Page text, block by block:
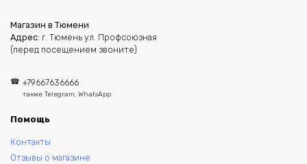
Магазин в Тюмени
Адрес: г. Тюмень ул. Профсоюзная
(перед посещением звоните)
+79667636666
также Telegram, WhatsApp
Помощь
Контакты
Отзывы о магазине